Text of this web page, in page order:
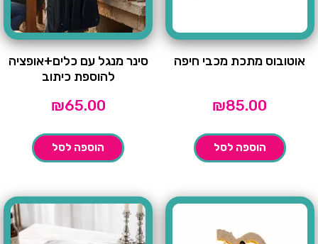
אוטובוס מתכת מכבי חיפה
₪85.00
הוספה לסל
סינר מנגל עם כלים+אופציה
להוספת כיתוב
₪65.00
הוספה לסל